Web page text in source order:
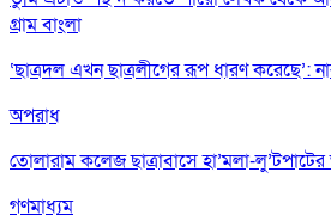
গ্রাম বাংলা
‘ছাত্রদল এখন ছাত্রলীগের রূপ ধারণ করেছে’:
অপরাধ
তোলারাম কলেজ ছাত্রাবাসে হা’মলা-
গণমাধ্যম